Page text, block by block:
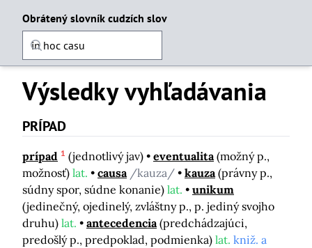
Obrátený slovník cudzích slov
Výsledky vyhľadávania
PRÍPAD
prípad 1 (jednotlivý jav) eventualita (možný p.,
možnosť) lat. causa /kauza/ kauza (právny p.,
súdny spor, súdne konanie) lat.
unikum
(jedinečný, ojedinelý, zvláštny p., p. jediný svojho
druhu) lat. antecedencia (predchádzajúci,
predošlý p., predpoklad, podmienka) lat. kniž. a